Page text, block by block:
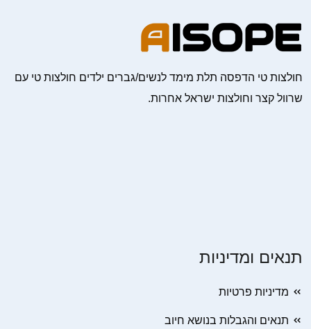
חולצות טי הדפסה תלת מימד לנשים/גברים ילדים חולצות טי עם
שרוול קצר וחולצות ישראל אחרות.
תנאים ומדיניות
מדיניות פרטיות
תנאים והגבלות בנושא חיוב